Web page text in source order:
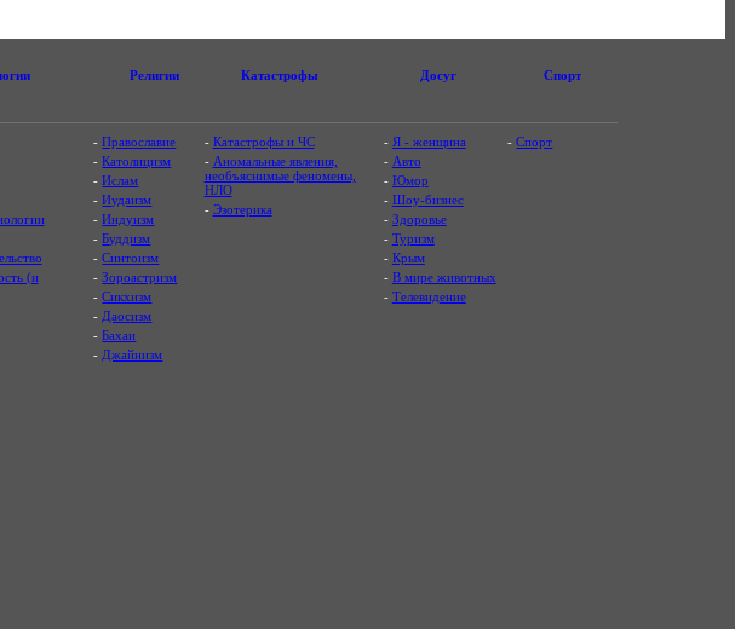
Религии Катастрофы Досуг Спорт
(и
-Православие
-Католицизм
-Ислам
-Иудаизм
-Индуизм
-Буддизм
-Синтоизм
-Зороастризм
-Сикхизм
- Даосизм
-Бахаи
- Джайнизм
- Катастрофы и ЧС
- Аномальные явления,
необъяснимые феномены,
НЛО
- Эзотерика
- Я - женщина
- Авто
- Юмор
- Шоу-бизнес
- Здоровье
- Туризм
- Крым
- В мире животных
- Телевидение
-Спорт